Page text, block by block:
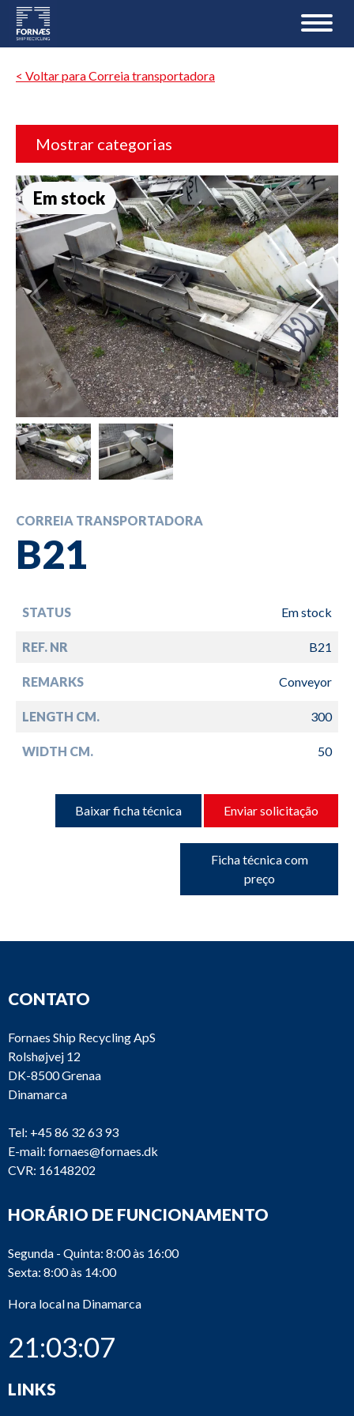
< Voltar para Correia transportadora
Mostrar categorias
Em stock
CORREIA TRANSPORTADORA
B21
STATUS Em stock
REF. NR B21
REMARKS Conveyor
LENGTH CM. 300
WIDTH CM. 50
Baixar ficha técnica Enviar solicitação
Ficha técnica com
preço
CONTATO
Fornaes Ship Recycling ApS
Rolshøjvej 12
DK-8500 Grenaa
Dinamarca
Tel: +45 86 32 63 93
E-mail: fornaes@fornaes.dk
CVR: 16148202
HORÁRIO DE FUNCIONAMENTO
Segunda - Quinta: 8:00 às 16:00
Sexta: 8:00 às 14:00
Hora local na Dinamarca
21:03:07
LINKS